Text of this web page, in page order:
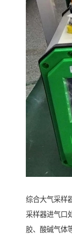
综合大气采样
采样器进气口
胶、酸碱气体